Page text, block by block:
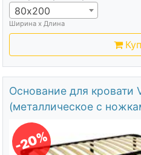
80х200
Ширина х Длина
Основание для
(металлическое с
-20%